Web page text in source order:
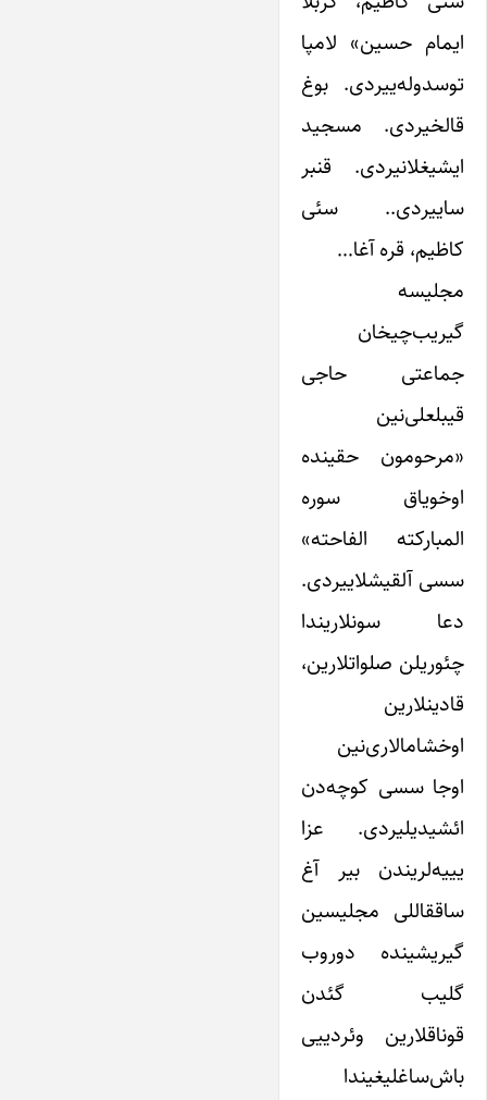
ایمام حسین» لامپا
توسدوله‌ییردی. بوغ
قالخیردی. مسجید
ایشیغلانیردی. قنبر
ساییردی.. سئی
کاظیم، قره آغا…
مجلیسه
گیریب‌چیخان
جماعتی حاجی
قیبلعلی‌نین
«مرحومون حقینده
اوخویاق سوره
المبارکته الفاحته»
سسی آلقیشلاییردی.
دعا سونلاریندا
چئوریلن صلواتلارین،
قادینلارین
اوخشامالاری‌نین
اوجا سسی کوچه‌دن
ائشیدیلیردی. عزا
یییه‌لریندن بیر آغ
ساققاللی مجلیسین
گیریشینده دوروب
گلیب گئدن
قوناقلارین وئردییی
باش‌ساغلیغیندا